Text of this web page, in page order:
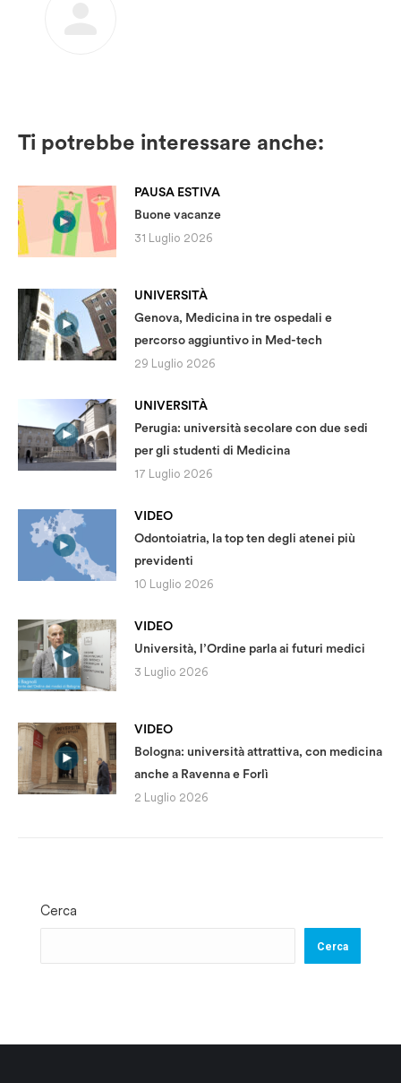
Ti potrebbe interessare anche:
PAUSA ESTIVA
Buone vacanze
31 Luglio 2026
UNIVERSITÀ
Genova, Medicina in tre ospedali e
percorso aggiuntivo in Med-tech
29 Luglio 2026
UNIVERSITÀ
Perugia: università secolare con due sedi
per gli studenti di Medicina
17 Luglio 2026
VIDEO
Odontoiatria, la top ten degli atenei più
previdenti
10 Luglio 2026
VIDEO
Università, l’Ordine parla ai futuri medici
3 Luglio 2026
VIDEO
Bologna: università attrattiva, con medicina
anche a Ravenna e Forlì
2 Luglio 2026
Cerca
Cerca